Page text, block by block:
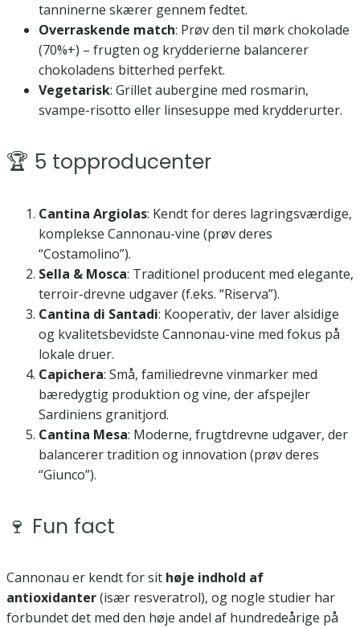
tanninerne skærer gennem fedtet.
Overraskende match: Prøv den til mørk chokolade
(70%+) – frugten og krydderierne balancerer
chokoladens bitterhed perfekt.
Vegetarisk: Grillet aubergine med rosmarin,
svampe-risotto eller linsesuppe med krydderurter.
🏆 5 topproducenter
Cantina Argiolas: Kendt for deres lagringsværdige,
komplekse Cannonau-vine (prøv deres
“Costamolino”).
Sella & Mosca: Traditionel producent med elegante,
terroir-drevne udgaver (f.eks. “Riserva”).
Cantina di Santadi: Kooperativ, der laver alsidige
og kvalitetsbevidste Cannonau-vine med fokus på
lokale druer.
Capichera: Små, familiedrevne vinmarker med
bæredygtig produktion og vine, der afspejler
Sardiniens granitjord.
Cantina Mesa: Moderne, frugtdrevne udgaver, der
balancerer tradition og innovation (prøv deres
“Giunco”).
🍷 Fun fact
Cannonau er kendt for sit høje indhold af
antioxidanter(især resveratrol), og nogle studier har
forbundet det med den høje andel af hundredeårige på